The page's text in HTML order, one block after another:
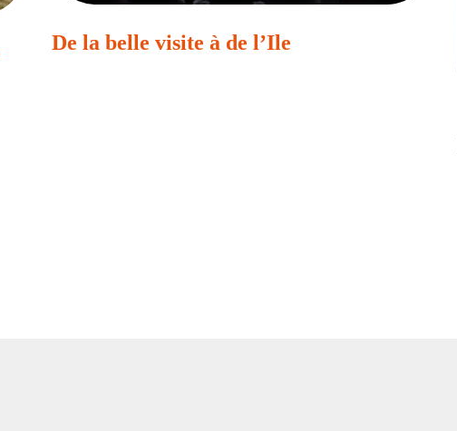
De la belle visite à de l’Ile